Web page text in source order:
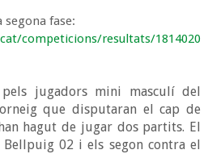
segona fase:
competicions/resultats/1814020
jugadors mini masculí del
que disputaran el cap de
hagut de jugar dos partits. El
Bellpuig 02 i els segon contra el